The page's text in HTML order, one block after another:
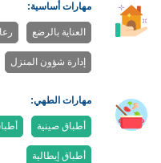
مهارات أساسية:
العناية بالرضع
إدارة شؤون المنزل
مهارات الطهي:
أطباق صينية
أطباق إيطالية